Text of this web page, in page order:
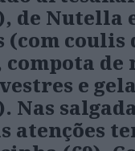
de Nutella
coulis
compota
e
Nas
atenções